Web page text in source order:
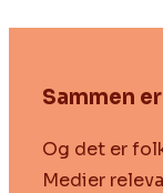
Sammen
Og det er
Medier